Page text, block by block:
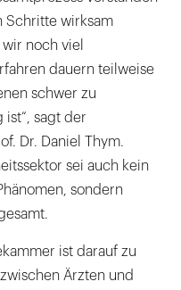
Schritte wirksam
noch viel
dauern teilweise
schwer zu
ist“, sagt der
Dr. Daniel Thym.
sei auch kein
sondern
ist darauf zu
Ärzten und